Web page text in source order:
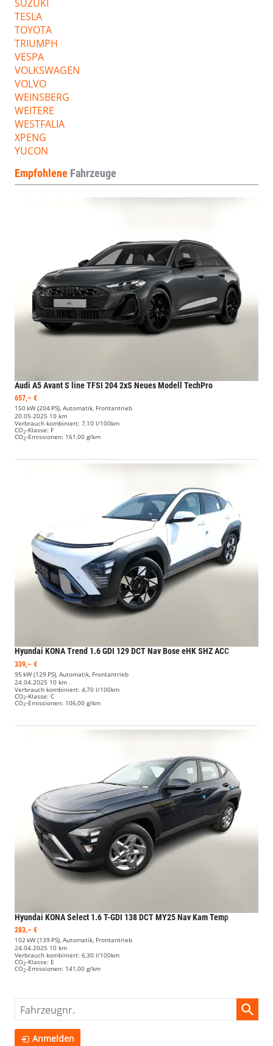
SUZUKI
TESLA
TOYOTA
TRIUMPH
VESPA
VOLKSWAGEN
VOLVO
WEINSBERG
WEITERE
WESTFALIA
XPENG
YUCON
Empfohlene Fahrzeuge
Audi A5 AvantS line TFSI 204 2xS Neues Modell TechPro
657,– €
150 kW (204 PS), Automatik, Frontantrieb
20.05.2025 10 km
Verbrauch kombiniert: 7,10 l/100km
CO2-Klasse: F
CO2-Emissionen: 161,00 g/km
Hyundai KONATrend 1.6 GDI 129 DCT Nav Bose eHK SHZ ACC
339,– €
95 kW (129 PS), Automatik, Frontantrieb
24.04.2025 10 km
Verbrauch kombiniert: 4,70 l/100km
CO2-Klasse: C
CO2-Emissionen: 106,00 g/km
Hyundai KONASelect 1.6 T-GDI 138 DCT MY25 Nav Kam Temp
283,– €
102 kW (139 PS), Automatik, Frontantrieb
24.04.2025 10 km
Verbrauch kombiniert: 6,30 l/100km
CO2-Klasse: E
CO2-Emissionen: 141,00 g/km
Fahrzeugnr.
Anmelden